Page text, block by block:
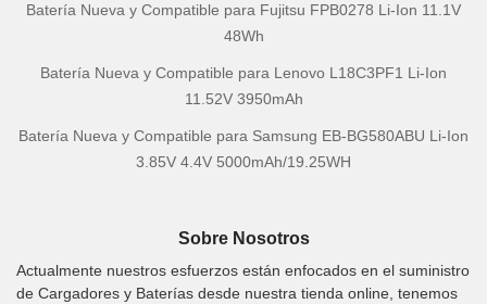
Batería Nueva y Compatible para Fujitsu FPB0278 Li-Ion 11.1V
48Wh
Batería Nueva y Compatible para Lenovo L18C3PF1 Li-Ion
11.52V 3950mAh
Batería Nueva y Compatible para Samsung EB-BG580ABU Li-Ion
3.85V 4.4V 5000mAh/19.25WH
Sobre Nosotros
Actualmente nuestros esfuerzos están enfocados en el suministro
de Cargadores y Baterías desde nuestra tienda online, tenemos